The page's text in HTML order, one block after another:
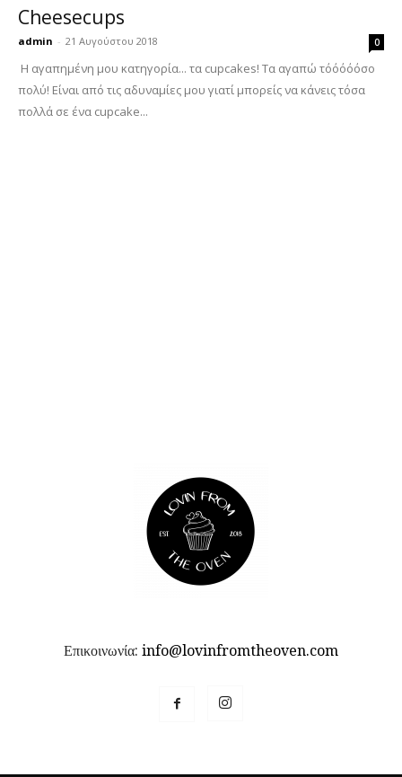
Cheesecups
admin - 21 Αυγούστου 2018 0
Η αγαπημένη μου κατηγορία... τα cupcakes! Τα αγαπώ τόόόόόσο
πολύ! Είναι από τις αδυναμίες μου γιατί μπορείς να κάνεις τόσα
πολλά σε ένα cupcake...
Επικοινωνία: info@lovinfromtheoven.com